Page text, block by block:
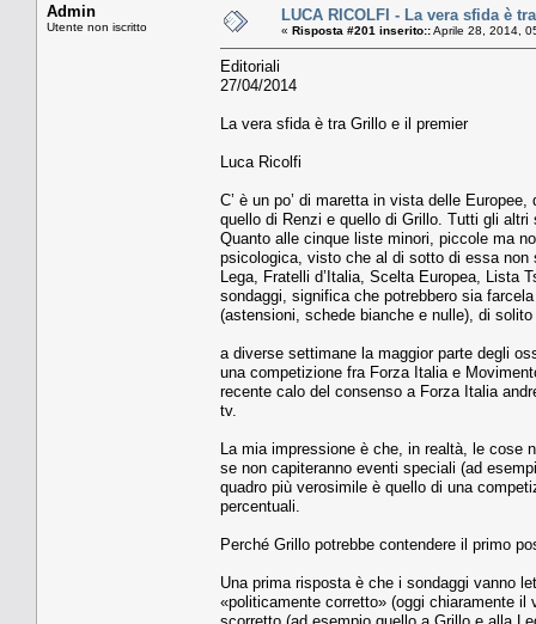
Admin
Utente non iscritto
LUCA RICOLFI - La vera sfida è
« Risposta #201 inserito::Aprile 28, 2014,
Editoriali
27/04/2014
La vera sfida è tra Grillo e il premier
Luca Ricolfi
C’ è un po’ di maretta in vista delle
quello di Renzi e quello di Grillo. Tutti gli
Quanto alle cinque liste minori, piccole ma
psicologica, visto che al di sotto di essa non
Lega, Fratelli d’Italia, Scelta Europea, Lista
sondaggi, significa che potrebbero sia
(astensioni, schede bianche e nulle), di
a diverse settimane la maggior parte degli
una competizione fra Forza Italia e
recente calo del consenso a Forza Italia
tv.
La mia impressione è che, in realtà, le cose
se non capiteranno eventi speciali (ad
quadro più verosimile è quello di una
percentuali.
Perché Grillo potrebbe contendere il primo
Una prima risposta è che i sondaggi vanno
«politicamente corretto» (oggi chiaramente